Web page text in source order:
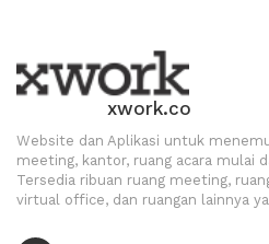
xwork.co
Website dan Aplikasi untuk
meeting, kantor, ruang acara mulai
Tersedia ribuan ruang meeting,
virtual office, dan ruangan lainnya